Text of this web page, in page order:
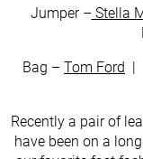
Jumper – Stella
Bag – Tom Ford |
Recently a pair of
have been on a